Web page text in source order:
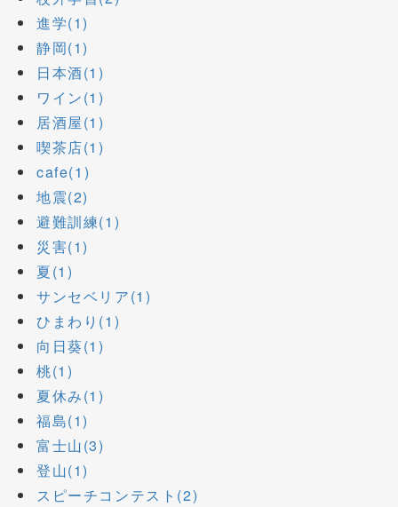
進学(1)
静岡(1)
日本酒(1)
ワイン(1)
居酒屋(1)
喫茶店(1)
cafe(1)
地震(2)
避難訓練(1)
災害(1)
夏(1)
サンセベリア(1)
ひまわり(1)
向日葵(1)
桃(1)
夏休み(1)
福島(1)
富士山(3)
登山(1)
スピーチコンテスト(2)